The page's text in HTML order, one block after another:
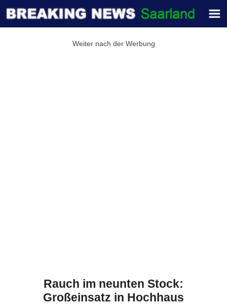
Weiter nach der Werbung
Rauch im neunten Stock:
Großeinsatz in Hochhaus